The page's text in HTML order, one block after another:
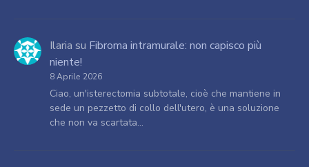
Ilaria su Fibroma intramurale: non capisco più
niente!
8 Aprile 2026
Ciao, un'isterectomia subtotale, cioè che mantiene in
sede un pezzetto di collo dell'utero, è una soluzione
che non va scartata…